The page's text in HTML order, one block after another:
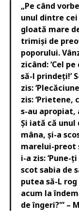
„Pe când
unul dintre
gloată mare
trimiși de
poporului.
zicând: ‘Cel
să-l prindeți!’
zis:
zis: ‘Prietene,
s-au apropiat,
Și iată că
mâna, și-a
marelui-preot
i-a zis:
scot sabia de
putea să-L
acum la
de îngeri?'” –